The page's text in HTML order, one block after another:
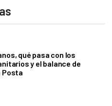
qué pasa con los
y el balance de
Posta